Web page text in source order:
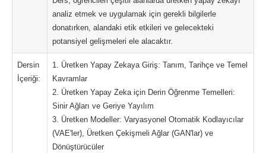
analiz etmek ve uygulamak için gerekli bilgilerle
donatırken, alandaki etik etkileri ve gelecekteki
potansiyel gelişmeleri ele alacaktır.
Dersin
İçeriği:
1. Üretken Yapay Zekaya Giriş: Tanım, Tarihçe ve Temel
Kavramlar
2. Üretken Yapay Zeka için Derin Öğrenme Temelleri:
Sinir Ağları ve Geriye Yayılım
3. Üretken Modeller: Varyasyonel Otomatik Kodlayıcılar
(VAE'ler), Üretken Çekişmeli Ağlar (GAN'lar) ve
Dönüştürücüler